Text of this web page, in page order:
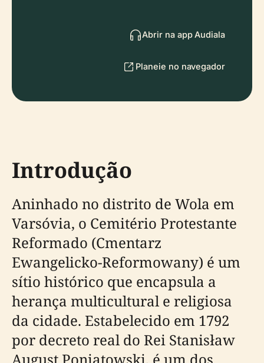
Abrir na app Audiala
Planeie no navegador
Introdução
Aninhado no distrito de Wola em
Varsóvia, o Cemitério Protestante
Reformado (Cmentarz
Ewangelicko-Reformowany) é um
sítio histórico que encapsula a
herança multicultural e religiosa
da cidade. Estabelecido em 1792
por decreto real do Rei Stanisław
August Poniatowski, é um dos